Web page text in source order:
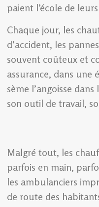
paient l’école de
Chaque jour, les
d’accident, les
souvent coûteux et
assurance, dans une
sème l’angoisse
son outil de travail,
Malgré tout, les
parfois en main,
les ambulanciers
de route des